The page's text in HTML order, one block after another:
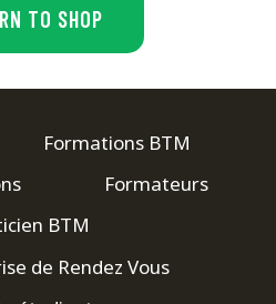
TO SHOP
Formations BTM
Formateurs
BTM
de Rendez Vous